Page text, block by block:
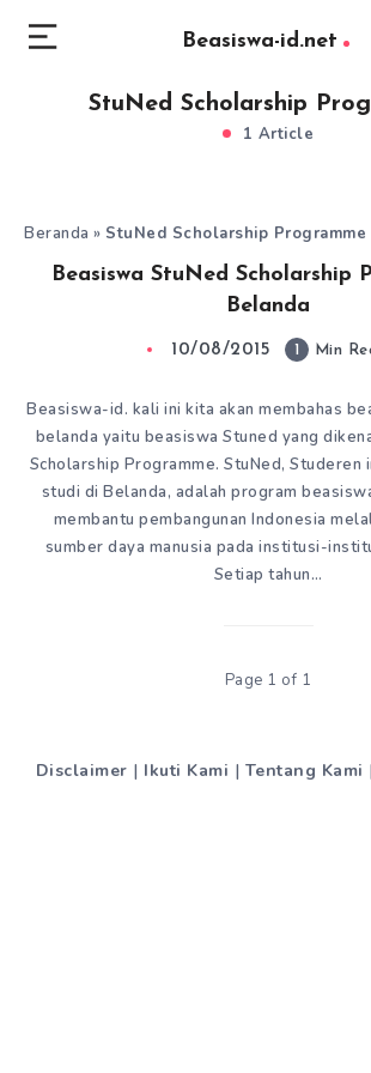
Beasiswa-id.net
StuNed Scholarship
1 Article
Beranda » StuNed Scholarship Programme
Beasiswa StuNed Scholarship
Belanda
10/08/2015 1 Min
Beasiswa-id. kali ini kita akan membahas
belanda yaitu beasiswa Stuned yang
Scholarship Programme. StuNed, Studeren
studi di Belanda, adalah program
membantu pembangunan Indonesia
sumber daya manusia pada institusi-
Setiap tahun…
Page 1 of 1
Disclaimer | Ikuti Kami | Tentang Kami |